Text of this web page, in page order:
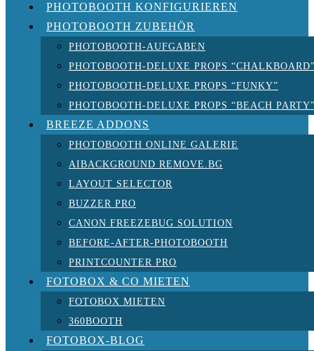
PHOTOBOOTH KONFIGURIEREN
PHOTOBOOTH ZUBEHÖR
PHOTOBOOTH-AUFGABEN
PHOTOBOOTH-DELUXE PROPS
PHOTOBOOTH-DELUXE PROPS “FUNKY”
PHOTOBOOTH-DELUXE PROPS “BEACH
BREEZE ADDONS
PHOTOBOOTH ONLINE GALERIE
AIBACKGROUND REMOVE.BG
LAYOUT SELECTOR
BUZZER PRO
CANON FREEZEBUG SOLUTION
BEFORE-AFTER-PHOTOBOOTH
PRINTCOUNTER PRO
FOTOBOX & CO MIETEN
FOTOBOX MIETEN
360BOOTH
FOTOBOX-BLOG